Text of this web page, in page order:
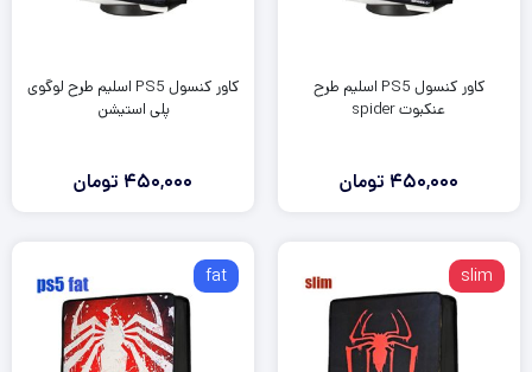
کاور کنسول PS5 اسلیم طرح
عنکبوت spider
450,000 تومان
کاور کنسول PS5 اسلیم طرح لوگوی
پلی استیشن
450,000 تومان
slim
fat